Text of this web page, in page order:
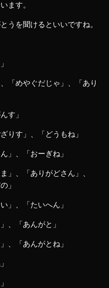
ます。
うを聞けるといいですね。
めやぐだじゃ」、「あり
」
す」、「どうもね」
、「おーぎね」
、「ありがどさん」、
」
、「たいへん」
「あんがと」
「あんがとね」